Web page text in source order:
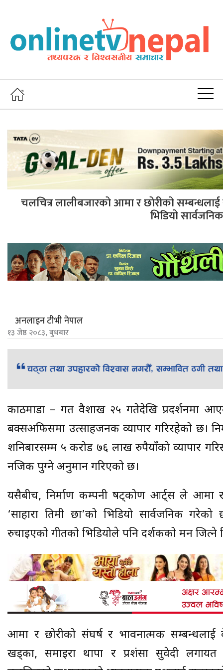
चलचित्र लालीबजारको आमा र छोरीको सम्बन्धलाई
भिडियो सार्वजनिक
अनलाइन टीभी नेपाल
१३ जेष्ठ २०८३, बुधबार
काठमाडौं – गत वैशाख २५ गतेदेखि प्रदर्शनमा
बक्सअफिसमा उत्साहजनक व्यापार गरिरहेको छ।
शनिबारसम्म ५ करोड ७६ लाख रुपैयाँको व्यापार
नजिक पुग्ने अनुमान गरिएको छ।
यसैबीच, निर्माण कम्पनी षट्कोण आर्ट्स ले आमा र
‘साहारा तिमी छौं’को भिडियो सार्वजनिक
रुचाइएको गीतको भिडियोले पनि दर्शकको मन जित्ने
आमा र छोरीको संघर्ष र भावनात्मक सम्बन्धलाई
खड्का, समाइरा थापा र प्रशंसा सुवेदी